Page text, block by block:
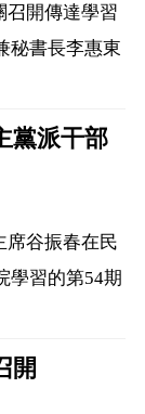
召開傳達學習
秘書長李惠東
黨派干部
席谷振春在民
學習的第54期
開